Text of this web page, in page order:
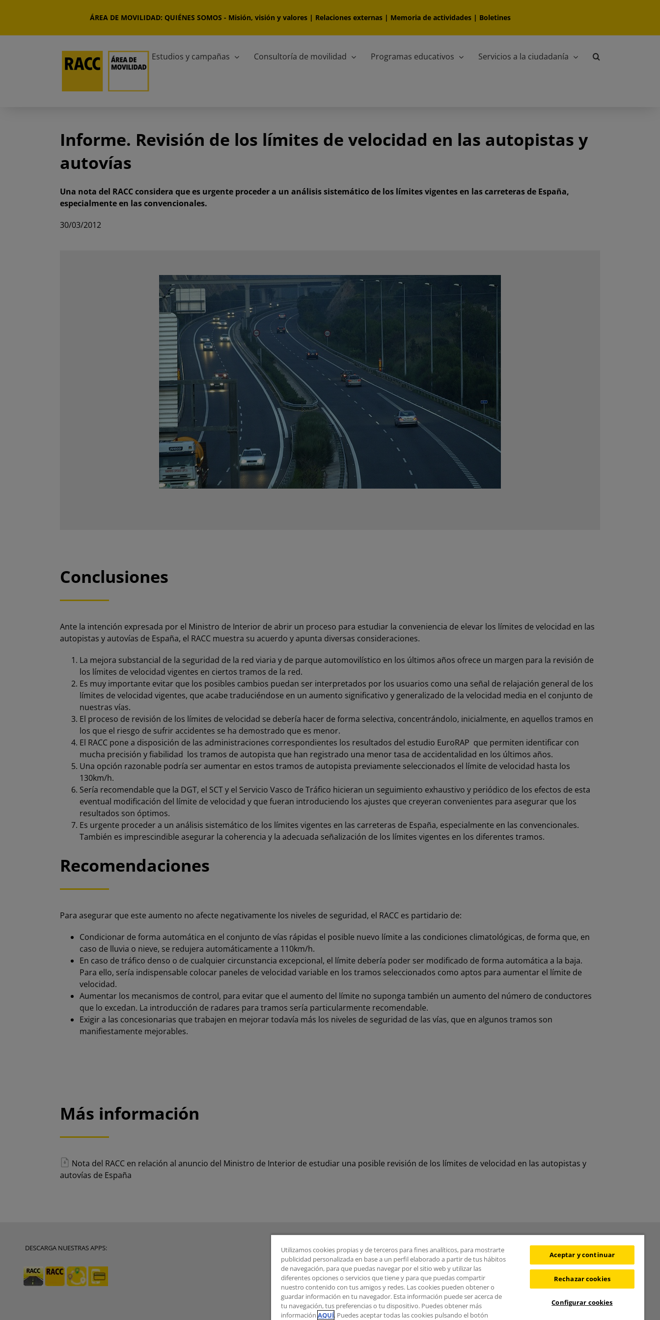
ÁREA DE MOVILIDAD: QUIÉNES SOMOS - Misión, visión y valores| Relaciones externas| Memoria de actividades| Boletines
Estudios y campañas Consultoría de movilidad Programas educativos Servicios a la ciudadanía
Informe. Revisión de los límites de velocidad en las autopistas y
autovías
Una nota del RACC considera que es urgente proceder a un análisis sistemático de los límites vigentes en las carreteras de España,
especialmente en las convencionales.
30/03/2012
Conclusiones
Ante la intención expresada por el Ministro de Interior de abrir un proceso para estudiar la conveniencia de elevar los límites de velocidad en las
autopistas y autovías de España, el RACC muestra su acuerdo y apunta diversas consideraciones.
La mejora substancial de la seguridad de la red viaria y de parque automovilístico en los últimos años ofrece un margen para la revisión de
los límites de velocidad vigentes en ciertos tramos de la red.
Es muy importante evitar que los posibles cambios puedan ser interpretados por los usuarios como una señal de relajación general de los
límites de velocidad vigentes, que acabe traduciéndose en un aumento significativo y generalizado de la velocidad media en el conjunto de
nuestras vías.
El proceso de revisión de los límites de velocidad se debería hacer de forma selectiva, concentrándolo, inicialmente, en aquellos tramos en
los que el riesgo de sufrir accidentes se ha demostrado que es menor.
El RACC pone a disposición de las administraciones correspondientes los resultados del estudio EuroRAP que permiten identificar con
mucha precisión y fiabilidad los tramos de autopista que han registrado una menor tasa de accidentalidad en los últimos años.
Una opción razonable podría ser aumentar en estos tramos de autopista previamente seleccionados el límite de velocidad hasta los
130km/h.
Sería recomendable que la DGT, el SCT y el Servicio Vasco de Tráfico hicieran un seguimiento exhaustivo y periódico de los efectos de esta
eventual modificación del límite de velocidad y que fueran introduciendo los ajustes que creyeran convenientes para asegurar que los
resultados son óptimos.
Es urgente proceder a un análisis sistemático de los límites vigentes en las carreteras de España, especialmente en las convencionales.
También es imprescindible asegurar la coherencia y la adecuada señalización de los límites vigentes en los diferentes tramos.
Recomendaciones
Para asegurar que este aumento no afecte negativamente los niveles de seguridad, el RACC es partidario de:
Condicionar de forma automática en el conjunto de vías rápidas el posible nuevo límite a las condiciones climatológicas, de forma que, en
caso de lluvia o nieve, se redujera automáticamente a 110km/h.
En caso de tráfico denso o de cualquier circunstancia excepcional, el límite debería poder ser modificado de forma automática a la baja.
Para ello, sería indispensable colocar paneles de velocidad variable en los tramos seleccionados como aptos para aumentar el límite de
velocidad.
Aumentar los mecanismos de control, para evitar que el aumento del límite no suponga también un aumento del número de conductores
que lo excedan. La introducción de radares para tramos sería particularmente recomendable.
Exigir a las concesionarias que trabajen en mejorar todavía más los niveles de seguridad de las vías, que en algunos tramos son
manifiestamente mejorables.
Más información
Nota del RACC en relación al anuncio del Ministro de Interior de estudiar una posible revisión de los límites de velocidad en las autopistas y
autovías de España
DESCARGA NUESTRAS APPS: BOLETÍN
novedades del Área de
Utilizamos cookies propias y de terceros para fines analíticos, para mostrarte
publicidad personalizada en base a un perfil elaborado a partir de tus hábitos
de navegación, para que puedas navegar por el sitio web y utilizar las
diferentes opciones o servicios que tiene y para que puedas compartir
nuestro contenido con tus amigos y redes. Las cookies pueden obtener o
guardar información en tu navegador. Esta información puede ser acerca de
tu navegación, tus preferencias o tu dispositivo. Puedes obtener más
información AQUÍ. Puedes aceptar todas las cookies pulsando el botón
Aceptar y continuar
Rechazar cookies
Configurar cookies